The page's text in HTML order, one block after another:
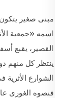
مبنى صغير
اسمه «جمعية
القصير، يقبع
ينتظر كل منهم
الشوارع الأثرية